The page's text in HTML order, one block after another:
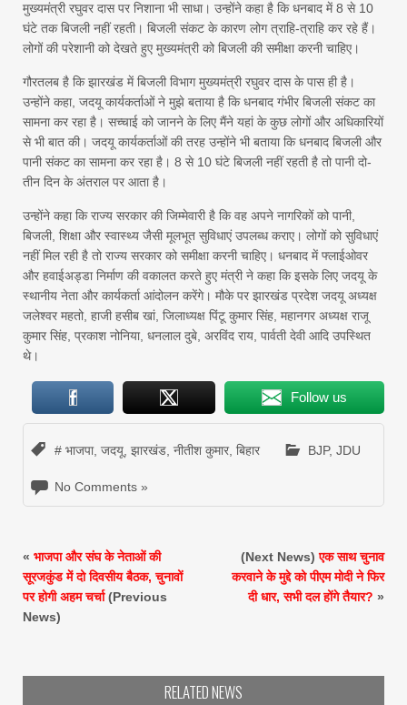
मुख्यमंत्री रघुवर दास पर निशाना भी साधा। उन्होंने कहा है कि धनबाद में 8 से 10
घंटे तक बिजली नहीं रहती। बिजली संकट के कारण लोग त्राहि-त्राहि कर रहे हैं।
लोगों की परेशानी को देखते हुए मुख्यमंत्री को बिजली की समीक्षा करनी चाहिए।
गौरतलब है कि झारखंड में बिजली विभाग मुख्यमंत्री रघुवर दास के पास ही है।
उन्होंने कहा, जदयू कार्यकर्ताओं ने मुझे बताया है कि धनबाद गंभीर बिजली संकट का
सामना कर रहा है। सच्चाई को जानने के लिए मैंने यहां के कुछ लोगों और अधिकारियों
से भी बात की। जदयू कार्यकर्ताओं की तरह उन्होंने भी बताया कि धनबाद बिजली और
पानी संकट का सामना कर रहा है। 8 से 10 घंटे बिजली नहीं रहती है तो पानी दो-
तीन दिन के अंतराल पर आता है।
उन्होंने कहा कि राज्य सरकार की जिम्मेवारी है कि वह अपने नागरिकों को पानी,
बिजली, शिक्षा और स्वास्थ्य जैसी मूलभूत सुविधाएं उपलब्ध कराए। लोगों को सुविधाएं
नहीं मिल रही है तो राज्य सरकार को समीक्षा करनी चाहिए। धनबाद में फ्लाईओवर
और हवाईअड्डा निर्माण की वकालत करते हुए मंत्री ने कहा कि इसके लिए जदयू के
स्थानीय नेता और कार्यकर्ता आंदोलन करेंगे। मौके पर झारखंड प्रदेश जदयू अध्यक्ष
जलेश्वर महतो, हाजी हसीब खां, जिलाध्यक्ष पिंटू कुमार सिंह, महानगर अध्यक्ष राजू
कुमार सिंह, प्रकाश नोनिया, धनलाल दुबे, अरविंद राय, पार्वती देवी आदि उपस्थित
थे।
Follow us
# भाजपा, जदयू, झारखंड, नीतीश कुमार, बिहार BJP, JDU
No Comments »
« भाजपा और संघ के नेताओं की
सूरजकुंड में दो दिवसीय बैठक, चुनावों
पर होगी अहम चर्चा(Previous
News)
(Next News)एक साथ चुनाव
करवाने के मुद्दे को पीएम मोदी ने फिर
दी धार, सभी दल होंगे तैयार? »
RELATED NEWS